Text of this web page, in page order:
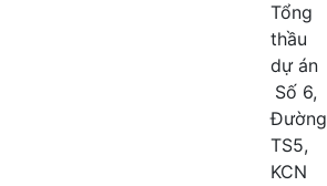
Tổng
thầu
dự án
Số 6,
Đường
TS5,
KCN